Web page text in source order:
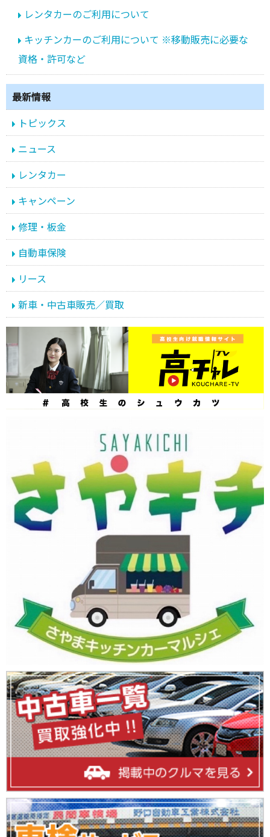
レンタカーのご利用について
キッチンカーのご利用について ※移動販売に必要な
資格・許可など
最新情報
トピックス
ニュース
レンタカー
キャンペーン
修理・板金
自動車保険
リース
新車・中古車販売／買取